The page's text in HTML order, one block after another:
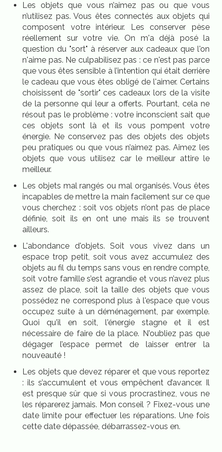
Les objets que vous n’aimez pas ou que vous
n’utilisez pas. Vous êtes connectés aux objets qui
composent votre intérieur. Les conserver pèse
réellement sur votre vie. On m'a déjà posé la
question du "sort" à réserver aux cadeaux que l'on
n'aime pas. Ne culpabilisez pas : ce n'est pas parce
que vous êtes sensible à l’intention qui était derrière
le cadeau que vous êtes obligé de l'aimer. Certains
choisissent de "sortir" ces cadeaux lors de la visite
de la personne qui leur a offerts. Pourtant, cela ne
résout pas le problème : votre inconscient sait que
ces objets sont là et ils vous pompent votre
énergie. Ne conservez pas des objets des objets
peu pratiques ou que vous n’aimez pas. Aimez les
objets que vous utilisez car le meilleur attire le
meilleur.
Les objets mal rangés ou mal organisés. Vous êtes
incapables de mettre la main facilement sur ce que
vous cherchez : soit vos objets n’ont pas de place
définie, soit ils en ont une mais ils se trouvent
ailleurs.
L'abondance d'objets. Soit vous vivez dans un
espace trop petit, soit vous avez accumulez des
objets au fil du temps sans vous en rendre compte,
soit votre famille s’est agrandie et vous n’avez plus
assez de place, soit la taille des objets que vous
possédez ne correspond plus à l'espace que vous
occupez suite à un déménagement, par exemple.
Quoi qu'il en soit, l'énergie stagne et il est
nécessaire de faire de la place. N'oubliez pas que
dégager l’espace permet de laisser entrer la
nouveauté !
Les objets que devez réparer et que vous reportez
: ils s’accumulent et vous empêchent d’avancer. Il
est presque sûr que si vous procrastinez, vous ne
les réparerez jamais. Mon conseil ? Fixez-vous une
date limite pour effectuer les réparations. Une fois
cette date dépassée, débarrassez-vous en.